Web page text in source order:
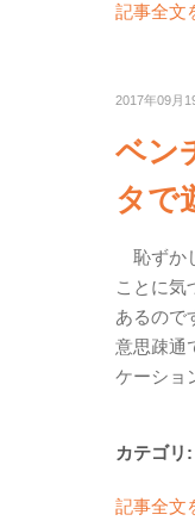
記事全文
2017年09月
ベン
タで
恥ずか
ことに気
あるので
意思疎通
ケーショ
カテゴリ:
記事全文